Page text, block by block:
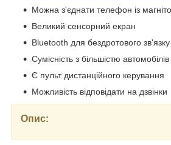
Можна з'єднати телефон із
Великий сенсорний екран
Bluetooth для бездротового зв'язку
Сумісність з більшістю автомобілів
Є пульт дистанційного керування
Можливість відповідати на дзвінки
Опис: